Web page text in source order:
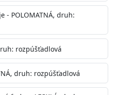
pištoľ
Colorfull: áno
Kg / L (ISO 2811)
- POLOMATNÁ, druh:
rozpúšťadlová
druh: rozpúšťadlová